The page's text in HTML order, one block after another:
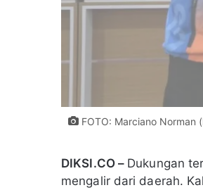
FOTO: Marciano Norman
DIKSI.CO – Dukungan
mengalir dari daerah.